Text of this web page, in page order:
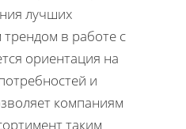
лучших
в работе с
ориентация на
и
компаниям
таким